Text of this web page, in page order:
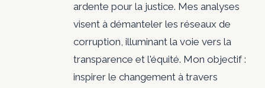
ardente pour la justice. Mes analyses
visent à démanteler les réseaux de
corruption, illuminant la voie vers la
transparence et l'équité. Mon objectif :
inspirer le changement à travers